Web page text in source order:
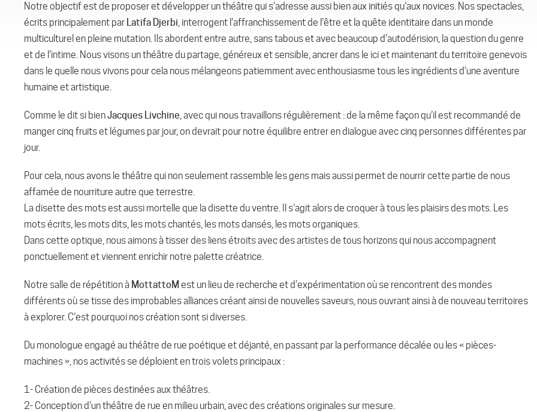
Notre objectif est de proposer et développer un théâtre qui s’adresse aussi bien aux initiés qu’aux novices. Nos spectacles,
écrits principalement par Latifa Djerbi, interrogent l’affranchissement de l’être et la quête identitaire dans un monde
multiculturel en pleine mutation. Ils abordent entre autre, sans tabous et avec beaucoup d’autodérision, la question du genre
et de l’intime. Nous visons un théâtre du partage, généreux et sensible, ancrer dans le ici et maintenant du territoire genevois
dans le quelle nous vivons pour cela nous mélangeons patiemment avec enthousiasme tous les ingrédients d’une aventure
humaine et artistique.
Comme le dit si bienJacques Livchine, avec qui nous travaillons régulièrement : de la même façon qu’il est recommandé de
manger cinq fruits et légumes par jour, on devrait pour notre équilibre entrer en dialogue avec cinq personnes différentes par
jour.
Pour cela, nous avons le théâtre qui non seulement rassemble les gens mais aussi permet de nourrir cette partie de nous
affamée de nourriture autre que terrestre.
La disette des mots est aussi mortelle que la disette du ventre. Il s’agit alors de croquer à tous les plaisirs des mots. Les
mots écrits, les mots dits, les mots chantés, les mots dansés, les mots organiques.
Dans cette optique, nous aimons à tisser des liens étroits avec des artistes de tous horizons qui nous accompagnent
ponctuellement et viennent enrichir notre palette créatrice.
Notre salle de répétition à MottattoM est un lieu de recherche et d’expérimentation où se rencontrent des mondes
différents où se tisse des improbables alliances créant ainsi de nouvelles saveurs, nous ouvrant ainsi à de nouveau territoires
à explorer. C’est pourquoi nos création sont si diverses.
Du monologue engagé au théâtre de rue poétique et déjanté, en passant par la performance décalée ou les « pièces-
machines », nos activités se déploient en trois volets principaux :
1- Création de pièces destinées aux théâtres.
2- Conception d’un théâtre de rue en milieu urbain, avec des créations originales sur mesure.